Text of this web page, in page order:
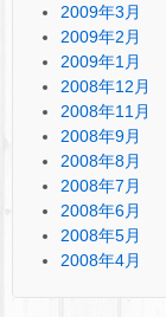
2009年3月
2009年2月
2009年1月
2008年12月
2008年11月
2008年9月
2008年8月
2008年7月
2008年6月
2008年5月
2008年4月